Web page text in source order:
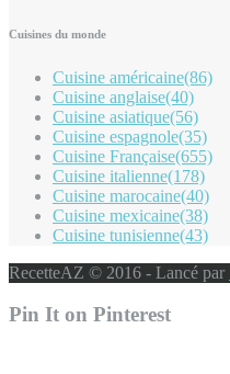
Cuisines du monde
Cuisine américaine(86)
Cuisine anglaise(40)
Cuisine asiatique(56)
Cuisine espagnole(35)
Cuisine Française(655)
Cuisine italienne(178)
Cuisine marocaine(40)
Cuisine mexicaine(38)
Cuisine tunisienne(43)
RecetteAZ © 2016 - Lancé par
Pin It on Pinterest